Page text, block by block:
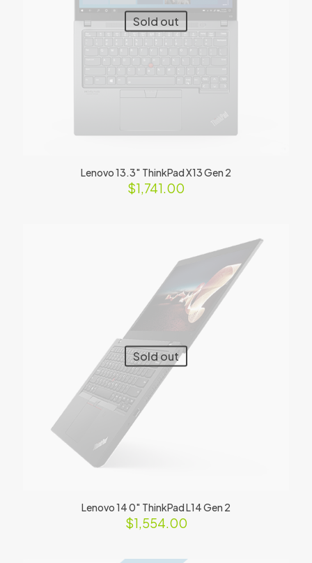
Sold out
Lenovo 13.3″ ThinkPad X13 Gen 2
$1,741.00
Sold out
Lenovo 14 0″ ThinkPad L14 Gen 2
$1,554.00